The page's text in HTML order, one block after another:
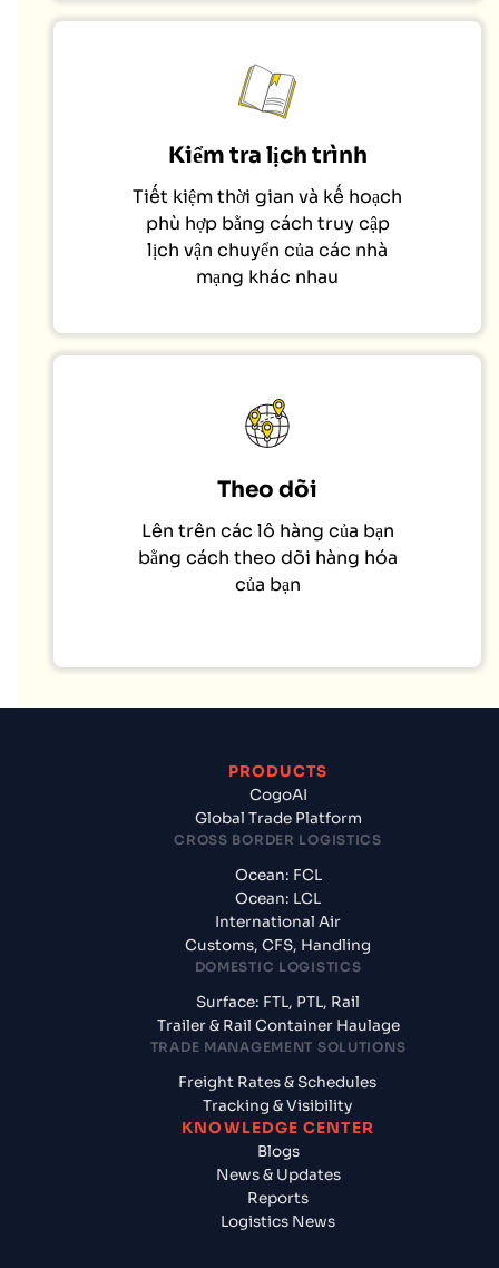
Kiểm tra lịch trình
Tiết kiệm thời gian và kế hoạch
phù hợp bằng cách truy cập
lịch vận chuyển của các nhà
mạng khác nhau
Theo dõi
Lên trên các lô hàng của bạn
bằng cách theo dõi hàng hóa
của bạn
PRODUCTS
CogoAI
Global Trade Platform
CROSS BORDER LOGISTICS
Ocean: FCL
Ocean: LCL
International Air
Customs, CFS, Handling
DOMESTIC LOGISTICS
Surface: FTL, PTL, Rail
Trailer & Rail Container Haulage
TRADE MANAGEMENT SOLUTIONS
Freight Rates & Schedules
Tracking & Visibility
KNOWLEDGE CENTER
Blogs
News & Updates
Reports
Logistics News